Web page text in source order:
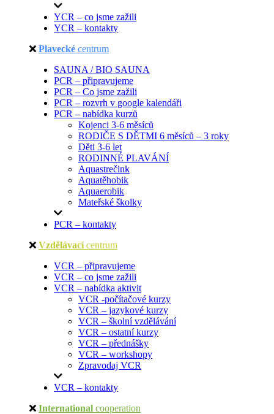
YCR – co jsme zažili
YCR – kontakty
Plavecké centrum
SAUNA / BIO SAUNA
PCR – připravujeme
PCR – Co jsme zažili
PCR – rozvrh v google kalendáři
PCR – nabídka kurzů
Kojenci 3-6 měsíců
RODIČE S DĚTMI 6 měsíců – 3 roky
Děti 3-6 let
RODINNÉ PLAVÁNÍ
Aquastrečink
Aquatěhobik
Aquaerobik
Mateřské školky
PCR – kontakty
Vzdělávací centrum
VCR – připravujeme
VCR – co jsme zažili
VCR – nabídka aktivit
VCR -počítačové kurzy
VCR – jazykové kurzy
VCR – školní vzdělávání
VCR – ostatní kurzy
VCR – přednášky
VCR – workshopy
Zpravodaj VCR
VCR – kontakty
International cooperation